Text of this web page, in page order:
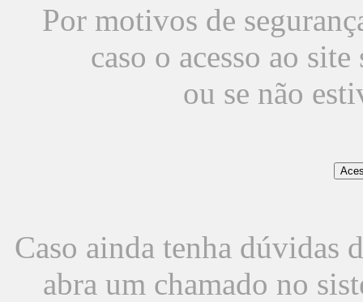
Por motivos de
caso o acesso ao
ou se não
Caso ainda tenha dúvidas
abra um chamado no